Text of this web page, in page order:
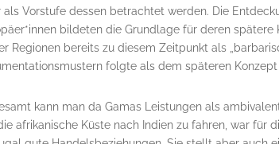
als Vorstufe dessen betrachtet werden. Die
bildeten die Grundlage für deren
Regionen bereits zu diesem Zeitpunkt als
folgte als dem späteren Konzept
kann man da Gamas Leistungen als
afrikanische Küste nach Indien zu fahren, war